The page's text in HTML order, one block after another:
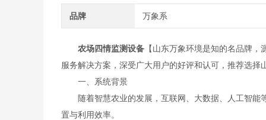
品牌 万象系
农场四情监测设备【山东万象环境是知的名品牌，
服务解决方案，深受广大用户的好评和认可，推荐选择
一、系统背景
随着智慧农业的发展，互联网、大数据、人工智能
置与利用效率。